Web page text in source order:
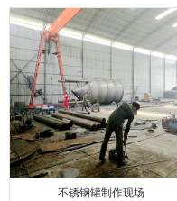
不锈钢罐制作现场